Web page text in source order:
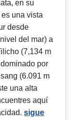
en su
una vista
desde
del mar) a
(7,134 m
por
(6.091 m
una alta
aquí
sigue